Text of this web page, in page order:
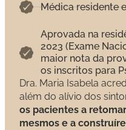
Médica residente
Aprovada na
2023 (Exame
maior nota da
os inscritos para
Dra. Maria Isabela
além do alívio dos
os pacientes a
mesmos e a